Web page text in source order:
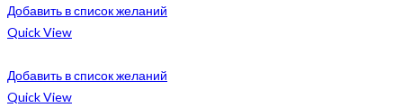
Добавить в список желаний
Quick View
Добавить в список желаний
Quick View